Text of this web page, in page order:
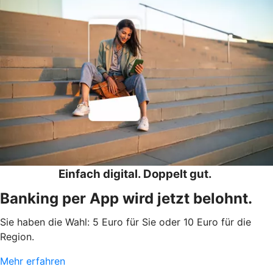
Einfach digital. Doppelt gut.
Banking per App wird jetzt belohnt.
Sie haben die Wahl: 5 Euro für Sie oder 10 Euro für die
Region.
Mehr erfahren